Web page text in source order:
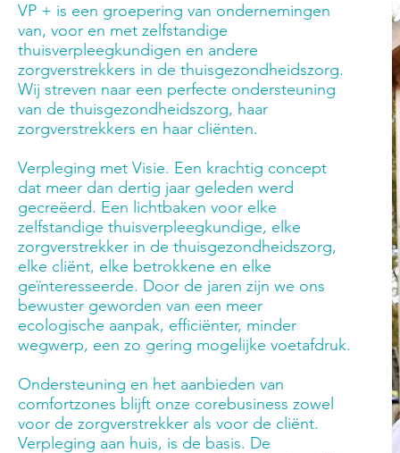
VP + is een groepering van ondernemingen
van, voor en met zelfstandige
thuisverpleegkundigen en andere
zorgverstrekkers in de thuisgezondheidszorg.
Wij streven naar een perfecte ondersteuning
van de thuisgezondheidszorg, haar
zorgverstrekkers en haar cliënten.
Verpleging met Visie. Een krachtig concept
dat meer dan dertig jaar geleden werd
gecreëerd. Een lichtbaken voor elke
zelfstandige thuisverpleegkundige, elke
zorgverstrekker in de thuisgezondheidszorg,
elke cliënt, elke betrokkene en elke
geïnteresseerde. Door de jaren zijn we ons
bewuster geworden van een meer
ecologische aanpak, efficiënter, minder
wegwerp, een zo gering mogelijke voetafdruk.
Ondersteuning en het aanbieden van
comfortzones blijft onze corebusiness zowel
voor de zorgverstrekker als voor de cliënt.
Verpleging aan huis, is de basis. De